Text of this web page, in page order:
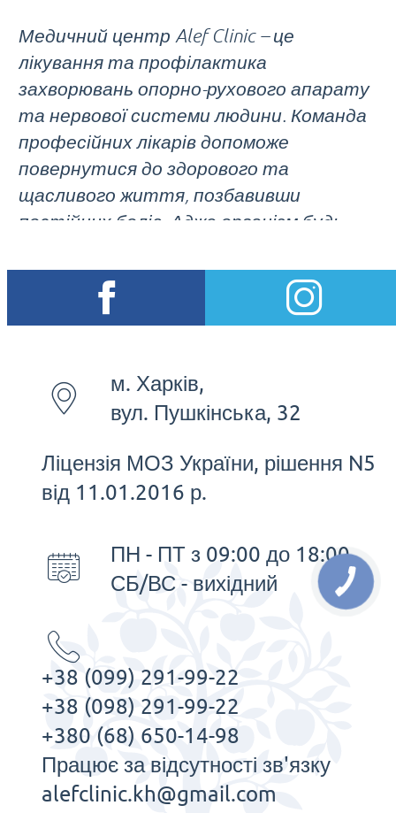
Медичний центр Alef Clinic – це
лікування та профілактика
захворювань опорно-рухового апарату
та нервової системи людини. Команда
професійних лікарів допоможе
повернутися до здорового та
щасливого життя, позбавивши
постійних болів. Адже організм будь-
кожен елемент пов'язаний між собою.
Починаючи з 2016 року, медичний
центр Alef Clinic активно працює над
реабілітації пацієнтів після
перенесених операцій, отриманих
методів.
Люди, які давно мріють отримувати
захворювань хребта та суглобів,
звертаються до клініки Alef. Тут
гостей та мешканців Харкова.
м. Харків,
вул. Пушкінська, 32
Ліцензія МОЗ України, рішення N5
від 11.01.2016 р.
ПН - ПТ з 09:00 до 18:00
СБ/ВС - вихідний
+38 (099) 291-99-22
+38 (098) 291-99-22
+380 (68) 650-14-98
Працює за відсутності зв'язку
alefclinic.kh@gmail.com